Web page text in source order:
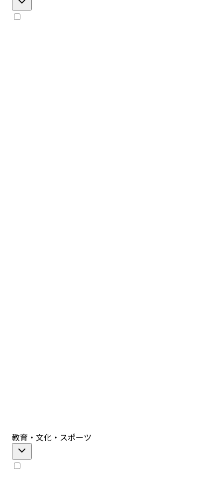
教育・文化・スポーツ